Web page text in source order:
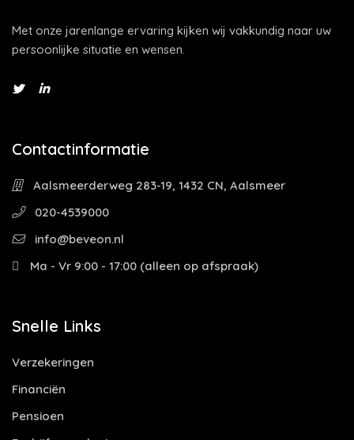
Met onze jarenlange ervaring kijken wij vakkundig naar uw
persoonlijke situatie en wensen.
Contactinformatie
Aalsmeerderweg 283-19, 1432 CN, Aalsmeer
020-4539000
info@beveon.nl
Ma - Vr 9:00 - 17:00 (alleen op afspraak)
Snelle Links
Verzekeringen
Financiën
Pensioen